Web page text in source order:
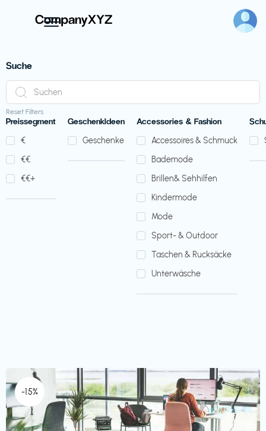
Suche
Reset Filters
Preissegment
€‎
€‎€‎
€‎€‎+
GeschenkIdeen
Geschenke
Accessories & Fashion
Accessoires & Schmuck
Bademode
Brillen& Sehhilfen
Kindermode
Mode
Sport- & Outdoor
Taschen & Rucksäcke
Unterwäsche
-15%